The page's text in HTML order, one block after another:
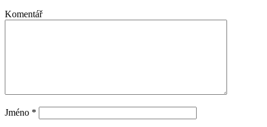
Komentář
Jméno *